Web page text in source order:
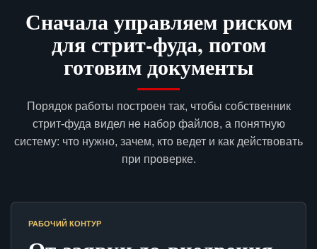
Сначала управляем риском
для стрит-фуда, потом
готовим документы
Порядок работы построен так, чтобы собственник
стрит-фуда видел не набор файлов, а понятную
систему: что нужно, зачем, кто ведет и как действовать
при проверке.
РАБОЧИЙ КОНТУР